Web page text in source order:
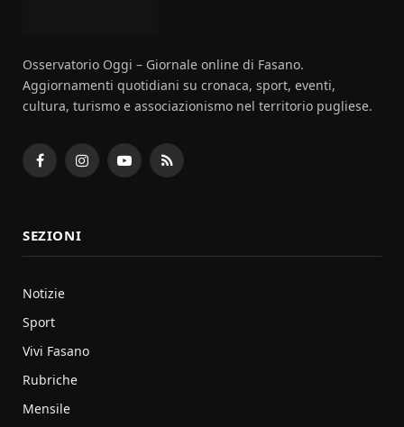
Osservatorio Oggi – Giornale online di Fasano.
Aggiornamenti quotidiani su cronaca, sport, eventi,
cultura, turismo e associazionismo nel territorio pugliese.
FacebookInstagramYouTubeRSS
SEZIONI
Notizie
Sport
Vivi Fasano
Rubriche
Mensile